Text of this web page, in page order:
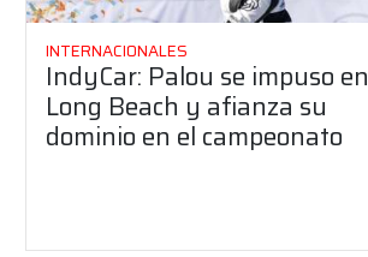
INTERNACIONALES
IndyCar: Palou se impuso en
Long Beach y afianza su
dominio en el campeonato